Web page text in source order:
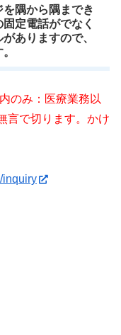
隅から隅までき
定電話がでなく
ありますので、
のみ：医療業務以
言で切ります。かけ
inquiry